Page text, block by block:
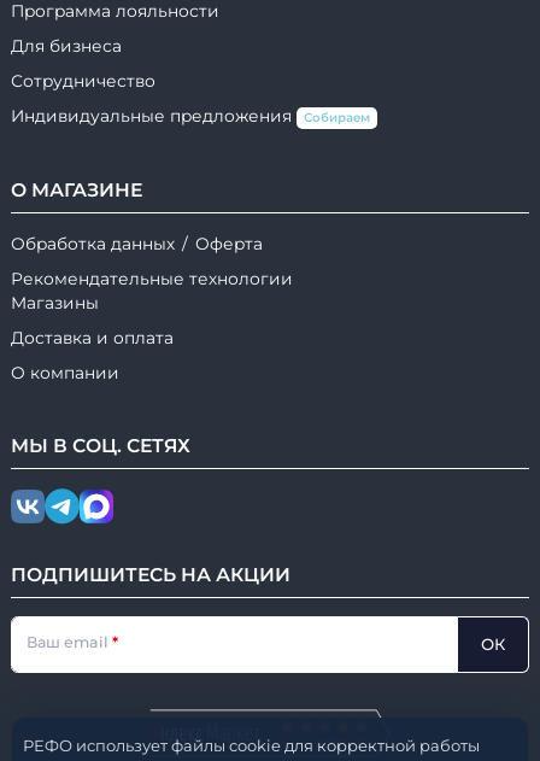
Программа лояльности
Для бизнеса
Сотрудничество
Индивидуальные предложения
Собираем
О МАГАЗИНЕ
Обработка данных / Оферта
Рекомендательные технологии
Магазины
Доставка и оплата
О компании
МЫ В СОЦ. СЕТЯХ
ПОДПИШИТЕСЬ НА АКЦИИ
Ваш email ОК
НАШ РЕЙТИНГ
РЕФО использует файлы cookie для корректной работы